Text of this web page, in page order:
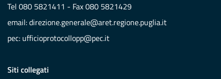
Tel 080 5821411 - Fax 080 5821429
email:direzione.generale@aret.regione.puglia.it
pec: ufficioprotocollopp@pec.it
Siti collegati